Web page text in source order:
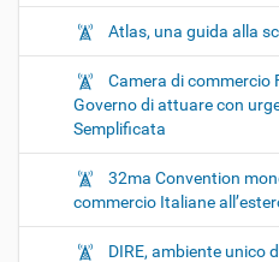
Atlas, una guida alla
Camera di commercio
Governo di attuare con
Semplificata
32ma Convention
commercio Italiane
DIRE, ambiente unico